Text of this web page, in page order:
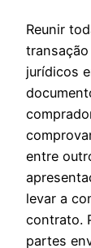
Reunir
jurídicos
entre
levar a
contrato.
partes